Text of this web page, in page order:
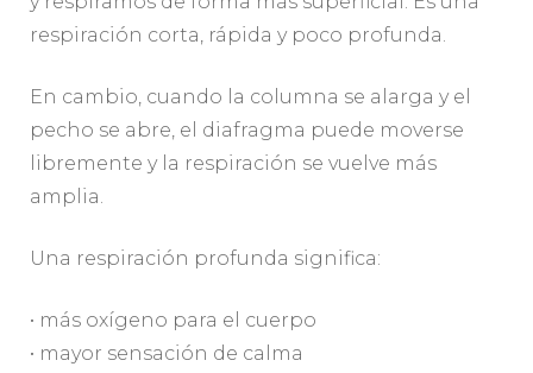
respiración corta, rápida y poco profunda.
En cambio, cuando la columna se alarga y el
pecho se abre, el diafragma puede moverse
libremente y la respiración se vuelve más
amplia.
Una respiración profunda significa:
• más oxígeno para el cuerpo
• mayor sensación de calma